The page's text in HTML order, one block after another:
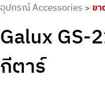
อุปกรณ์ Accessories > ข
Galux GS-
กีตาร์